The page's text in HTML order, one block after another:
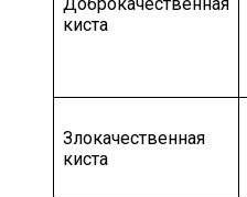
киста
Злокачественная
киста